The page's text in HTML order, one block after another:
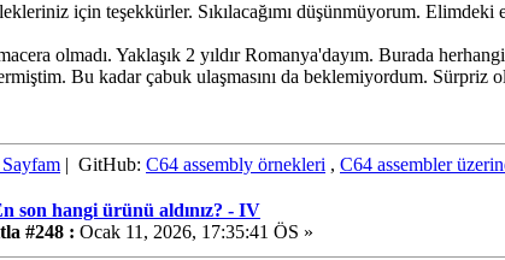
için teşekkürler. Sıkılacağımı düşünmüyorum.
olmadı. Yaklaşık 2 yıldır Romanya'dayım. Burada
Bu kadar çabuk ulaşmasını da beklemiyordum. Sürpriz
Sayfam | GitHub: C64 assembly örnekleri , C64 assembler
son hangi ürünü aldınız? - IV
#248 : Ocak 11, 2026, 17:35:41 ÖS »